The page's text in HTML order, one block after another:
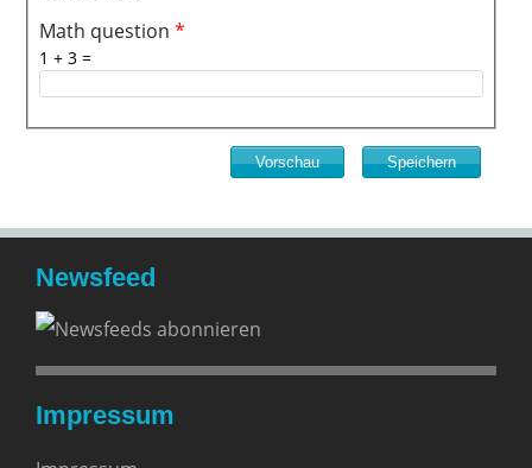
Math question *
1 + 3 =
Newsfeed
Impressum